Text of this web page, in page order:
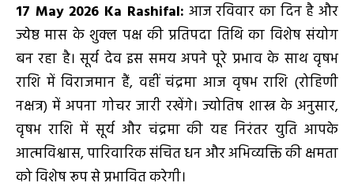
17 May 2026 Ka Rashifal: आज रविवार का दिन है और
ज्येष्ठ मास के शुक्ल पक्ष की प्रतिपदा तिथि का विशेष संयोग
बन रहा है। सूर्य देव इस समय अपने पूरे प्रभाव के साथ वृषभ
राशि में विराजमान हैं, वहीं चंद्रमा आज वृषभ राशि (रोहिणी
नक्षत्र) में अपना गोचर जारी रखेंगे। ज्योतिष शास्त्र के अनुसार,
वृषभ राशि में सूर्य और चंद्रमा की यह निरंतर युति आपके
आत्मविश्वास, पारिवारिक संचित धन और अभिव्यक्ति की क्षमता
को विशेष रूप से प्रभावित करेगी।